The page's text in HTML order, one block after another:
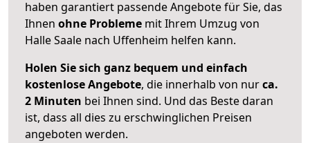
haben garantiert passende Angebote für Sie, das
Ihnen ohne Probleme mit Ihrem Umzug von
Halle Saale nach Uffenheim helfen kann.
Holen Sie sich ganz bequem und einfach
kostenlose Angebote, die innerhalb von nurca.
2 Minuten bei Ihnen sind. Und das Beste daran
ist, dass all dies zu erschwinglichen Preisen
angeboten werden.